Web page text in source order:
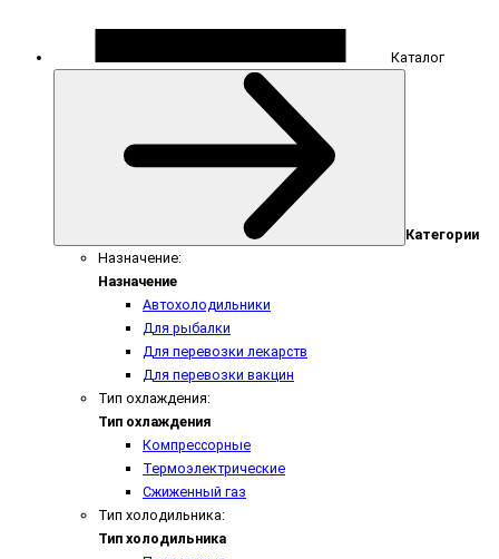
Каталог
Категории
Назначение:
Назначение
Автохолодильники
Для рыбалки
Для перевозки лекарств
Для перевозки вакцин
Тип охлаждения:
Тип охлаждения
Компрессорные
Термоэлектрические
Сжиженный газ
Тип холодильника:
Тип холодильника